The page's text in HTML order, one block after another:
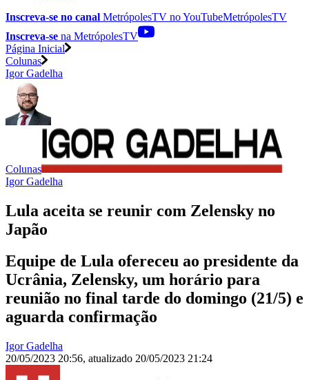
Inscreva-se no canal MetrópolesTV noYouTubeMetrópolesTV
Inscreva-se na MetrópolesTV
Página Inicial
Colunas
Igor Gadelha
Colunas
Igor Gadelha
Lula aceita se reunir com Zelensky no
Japão
Equipe de Lula ofereceu ao presidente da
Ucrânia, Zelensky, um horário para
reunião no final tarde do domingo (21/5) e
aguarda confirmação
Igor Gadelha
20/05/2023 20:56, atualizado 20/05/2023 21:24